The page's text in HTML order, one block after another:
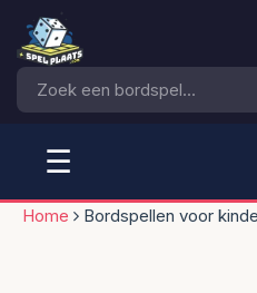
☰
Home Bordspellen voor